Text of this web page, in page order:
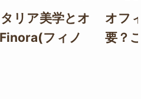
リア美学とオ
フィノ
オフ
要？